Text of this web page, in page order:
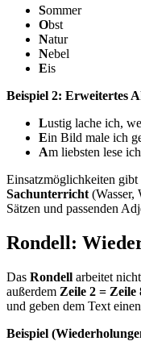
Sommer
Obst
Natur
Nebel
Eis
Beispiel 2: Erweitertes
Lustig lache ich,
Ein Bild male ich
Am liebsten lese
Einsatzmöglichkeiten gibt
Sachunterricht (Wasser,
Sätzen und passenden
Rondell:
Das Rondell arbeitet
außerdem Zeile 2 = Zeile
und geben dem Text
Beispiel